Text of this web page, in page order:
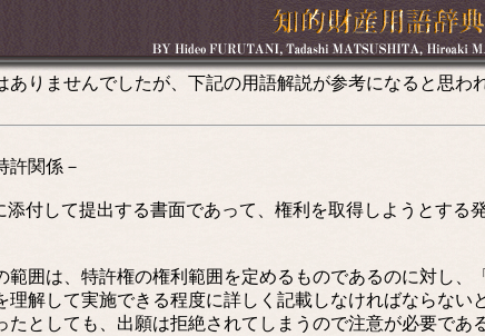
ありませんでしたが、下記の用語解説が参考になると思わ
許関係－
付して提出する書面であって、権利を取得しようとす
囲は、特許権の権利範囲を定めるものであるのに対し
解して実施できる程度に詳しく記載しなければならな
としても、出願は拒絶されてしまうので注意が必要で